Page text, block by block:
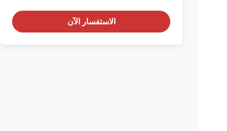
الاستفسار الآن